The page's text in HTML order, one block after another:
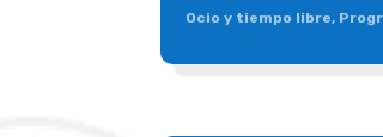
Ocio y tiempo libre,